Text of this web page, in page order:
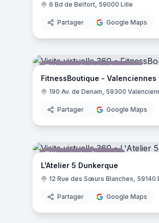
6 Bd de Belfort, 59000 Lille
Partager Google Maps
Magasin d'articles de sports
FitnessBoutique - Valenciennes
190 Av. de Denain, 59300
Partager Google Maps
Magasin de vêtements
L'Atelier 5 Dunkerque
12 Rue des Sœurs Blanches, 59140
Partager Google Maps